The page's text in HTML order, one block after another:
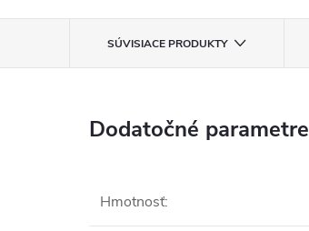
SÚVISIACE PRODUKTY
Dodatočné parametre
Hmotnosť: